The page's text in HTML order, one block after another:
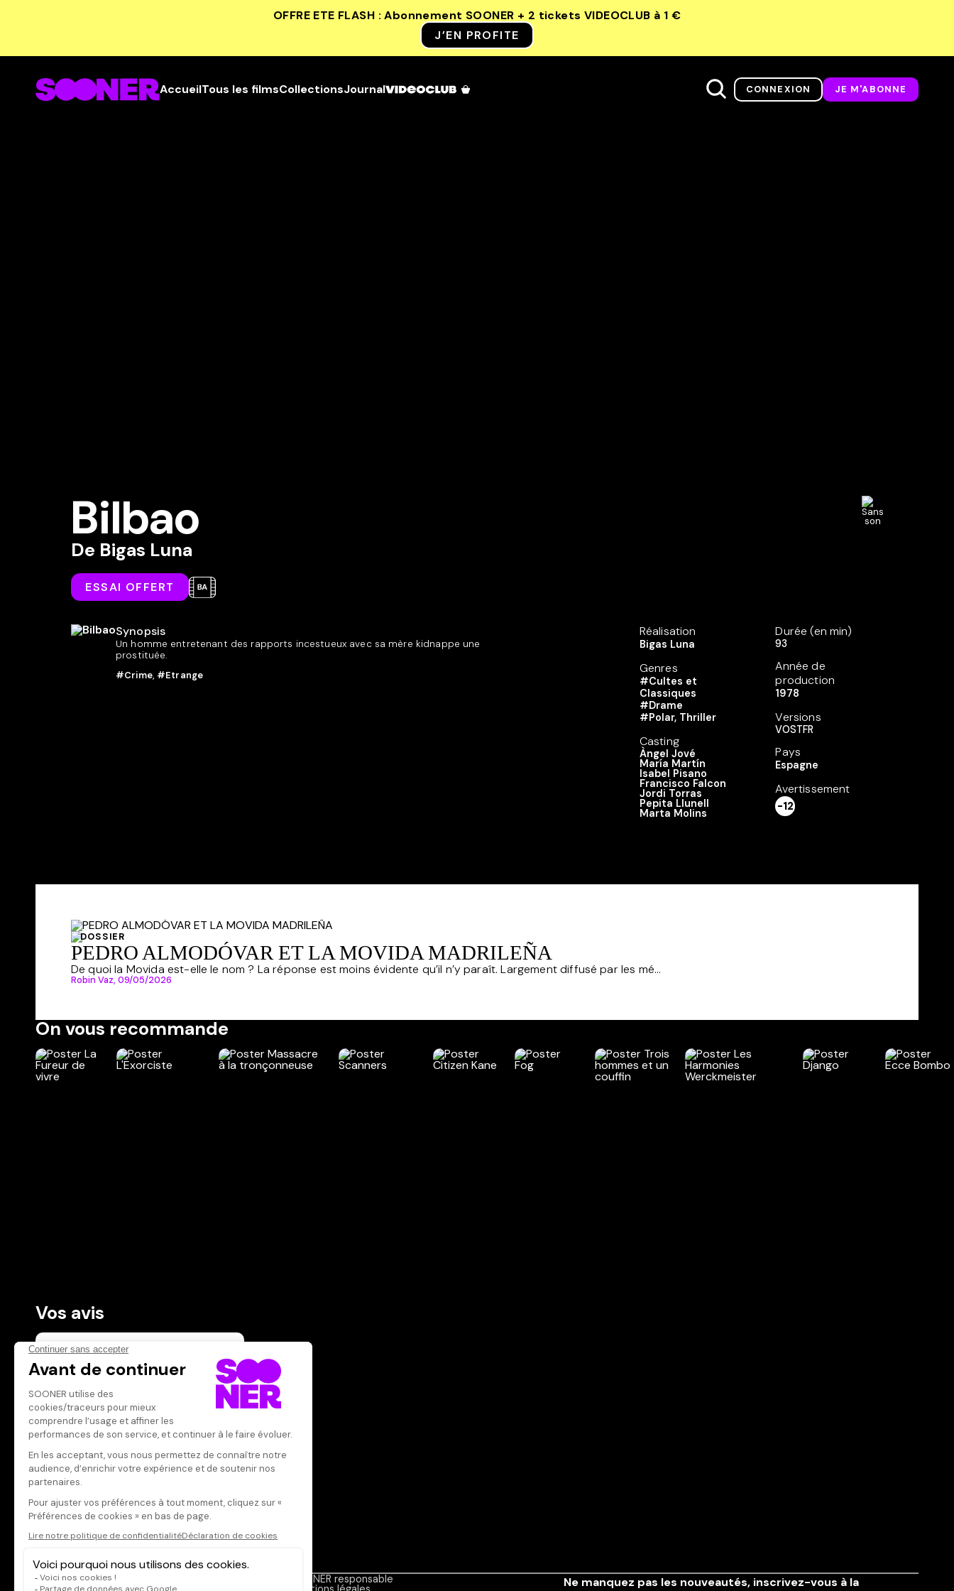
OFFRE ETE FLASH : Abonnement SOONER + 2 tickets VIDEOCLUB à 1 €
J’EN PROFITE
AccueilTous les filmsCollectionsJournal CONNEXION JE M'ABONNE
Bilbao
De Bigas Luna
ESSAI OFFERT
Synopsis
Un homme entretenant des rapports incestueux avec sa mère kidnappe une
prostituée.
#Crime, #Etrange
Réalisation
Bigas Luna
Genres
#Cultes et
Classiques
#Drame
#Polar, Thriller
Casting
Àngel Jové
María Martín
Isabel Pisano
Francisco Falcon
Jordi Torras
Pepita Llunell
Marta Molins
Durée (en min)
93
Année de
production
1978
Versions
VOSTFR
Pays
Espagne
Avertissement
-12
DOSSIER
PEDRO ALMODÓVAR ET LA MOVIDA MADRILEÑA
De quoi la Movida est-elle le nom ? La réponse est moins évidente qu’il n’y paraît. Largement diffusé par les mé...
Robin Vaz, 09/05/2026
On vous recommande
Vos avis
Donnez votre avis
Votre note
Votre commentaire
Il faut vous connecter pour
publier un avis
CONNEXION
SOONER responsable Ne manquez pas les nouveautés, inscrivez-vous à la